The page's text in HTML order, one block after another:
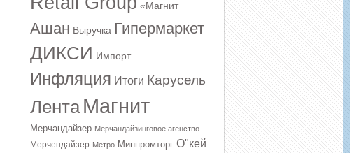
«Магнит
Ашан Выручка Гипермаркет
ДИКСИ Импорт
Инфляция Итоги Карусель
Лента Магнит
Мерчандайзер Мерчандайзинговое агенство
Мерчендайзер Метро Минпромторг О"кей